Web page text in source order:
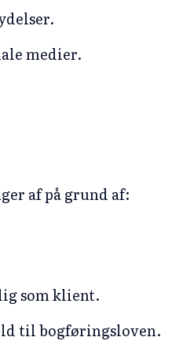
medier.
af på grund af:
som klient.
til bogføringsloven.